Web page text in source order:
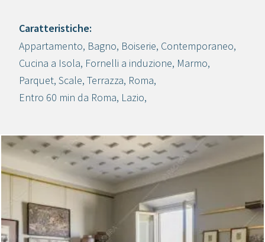
Crea progetto
Caratteristiche:
Appartamento, Bagno, Boiserie, Contemporaneo,
Cucina a Isola, Fornelli a induzione, Marmo,
Parquet, Scale, Terrazza, Roma,
Entro 60 min da Roma, Lazio,